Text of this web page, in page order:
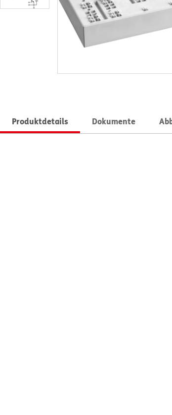
Produktdetails Dokumente